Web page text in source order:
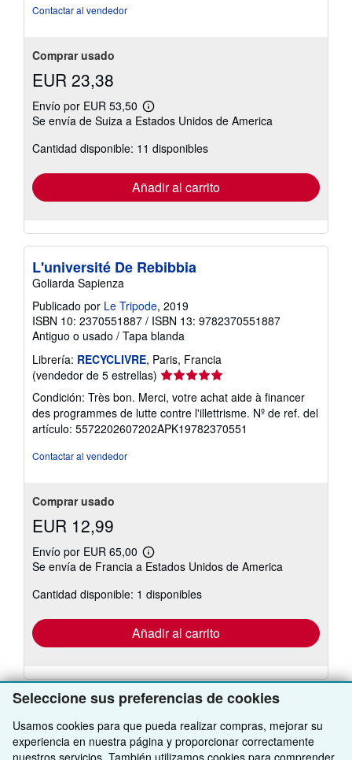
Seleccione sus preferencias de cookies
Usamos cookies para que pueda realizar compras, mejorar su
experiencia en nuestra página y proporcionar correctamente
nuestros servicios. También utilizamos cookies para comprender
Contactar al vendedor
Comprar usado
EUR 23,38
Envío por EUR 53,50
Más
información
las
tarifas
envío
Se envía de Suiza a Estados Unidos de America
Cantidad disponible: 11 disponibles
Añadir al carrito
L'université De Rebibbia
Goliarda Sapienza
Publicado por Le Tripode, 2019
ISBN 10: 2370551887 / ISBN 13: 9782370551887
Antiguo o usado / Tapa blanda
Librería: RECYCLIVRE, Paris, Francia
(vendedor de 5 estrellas) Calificación
vendedor:
5
de
Condición: Très bon. Merci, votre achat aide à financer
des programmes de lutte contre l'illettrisme. Nº de ref. del
artículo: 5572202607202APK19782370551
Contactar al vendedor
Comprar usado
EUR 12,99
Envío por EUR 65,00
Más
información
las
tarifas
envío
Se envía de Francia a Estados Unidos de America
Cantidad disponible: 1 disponibles
Añadir al carrito
VOLVER AL INICIO